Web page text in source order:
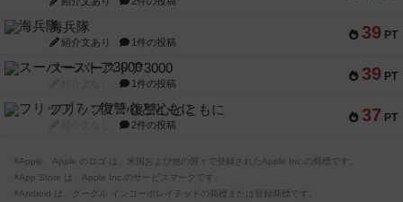
39 PT
海兵隊
紹介文あり 1件の投稿
39 PT
スーパーストア3000
1件の投稿
37 PT
フリップ７：復讐心とともに
2件の投稿
※Apple、Apple のロゴ は、米国および他の国々で登録されたApple Inc.の商標です。
※App Store は、Apple Inc.のサービスマークです。
※Android は、グーグル インコーポレイテッドの商標または登録商標です。